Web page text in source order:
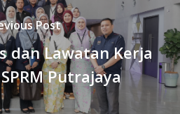
Post
dan Lawatan Kerja
Putrajaya